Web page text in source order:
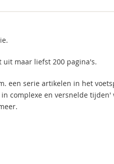
maar liefst 200 pagina's.
een serie artikelen in het
complexe en versnelde tijden'